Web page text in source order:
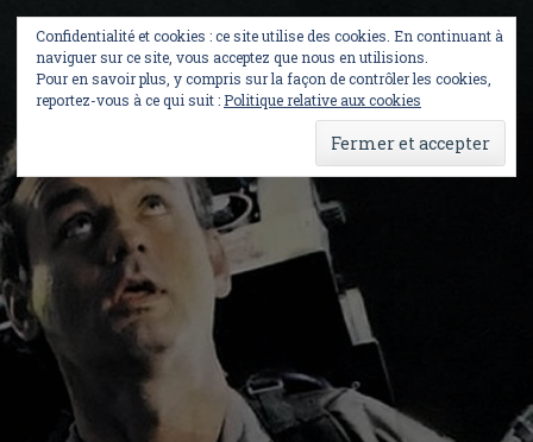
content
Confidentialité et cookies : ce site utilise des cookies. En continuant à
naviguer sur ce site, vous acceptez que nous en utilisions.
Pour en savoir plus, y compris sur la façon de contrôler les cookies,
reportez-vous à ce qui suit :Politique relative aux cookies